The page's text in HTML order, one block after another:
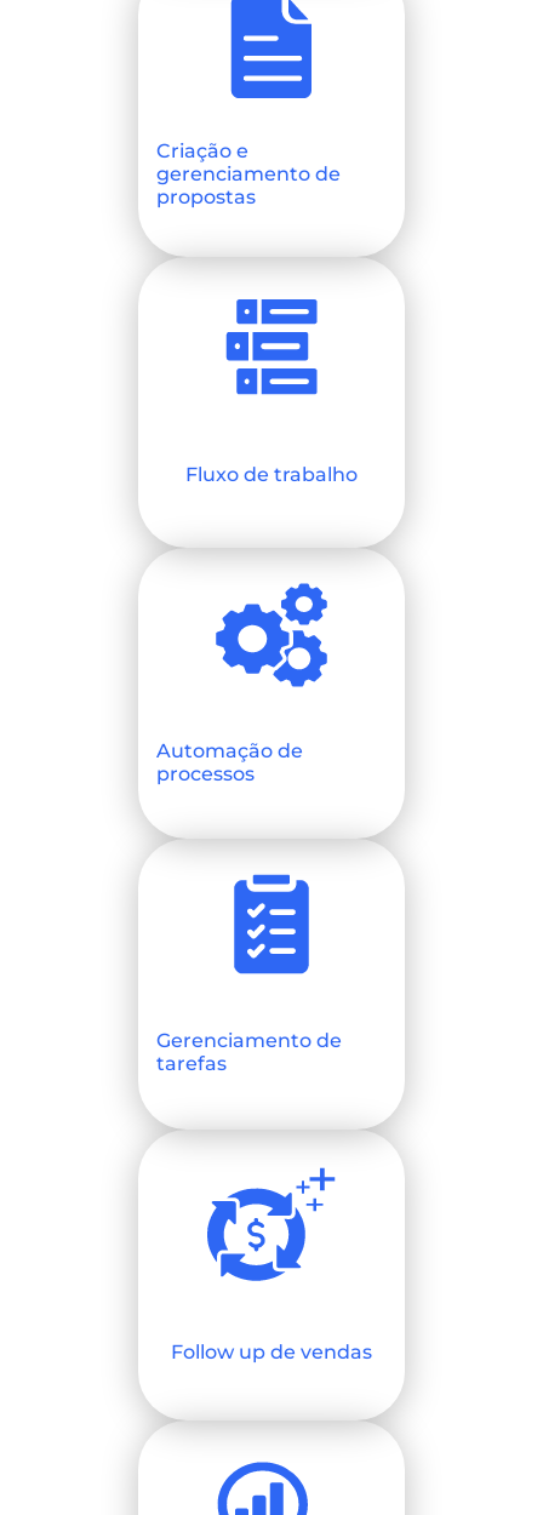
Criação e
gerenciamento de
propostas
Fluxo de trabalho
Automação de
processos
Gerenciamento de
tarefas
Follow up de vendas